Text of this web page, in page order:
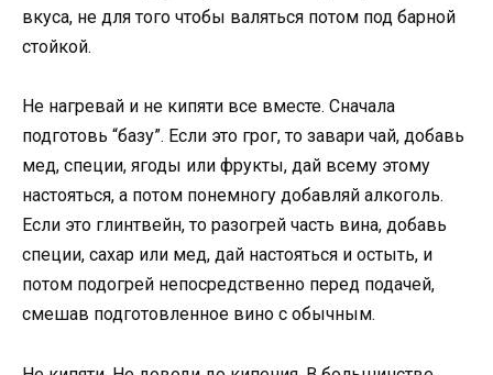
вкуса, не для того чтобы валяться потом под барной
стойкой.
Не нагревай и не кипяти все вместе. Сначала
подготовь “базу”. Если это грог, то завари чай, добавь
мед, специи, ягоды или фрукты, дай всему этому
настояться, а потом понемногу добавляй алкоголь.
Если это глинтвейн, то разогрей часть вина, добавь
специи, сахар или мед, дай настояться и остыть, и
потом подогрей непосредственно перед подачей,
смешав подготовленное вино с обычным.